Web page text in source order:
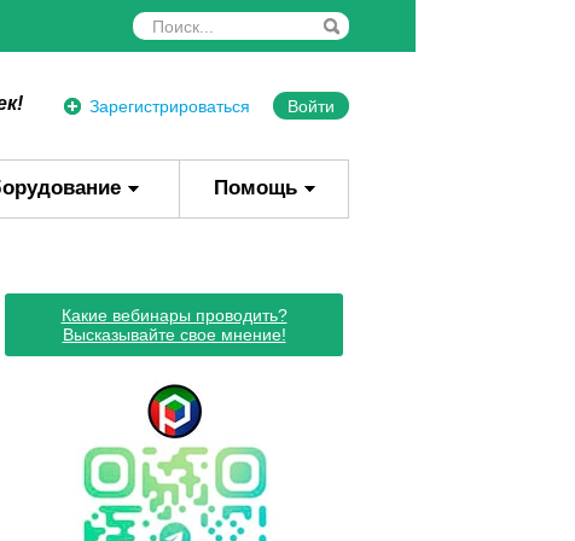
Зарегистрироваться Войти
Помощь
Какие вебинары проводить?
Высказывайте свое мнение!